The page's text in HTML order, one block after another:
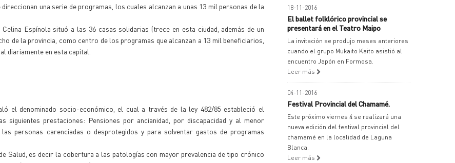
una serie de programas, los cuales alcanzan a unas 13 mil personas de la
Espínola situó a las 36 casas solidarias (trece en esta ciudad, además de un
de la provincia, como centro de los programas que alcanzan a 13 mil beneficiarios,
diariamente en esta capital.
el denominado socio-económico, el cual a través de la ley 482/85 estableció el
siguientes prestaciones: Pensiones por ancianidad, por discapacidad y al menor
personas carenciadas o desprotegidos y para solventar gastos de programas
Salud, es decir la cobertura a las patologías con mayor prevalencia de tipo crónico
18-11-2016
El ballet folklórico provincial se
presentará en el Teatro Maipo
La invitación se produjo meses anteriores
cuando el grupo Mukaito Kaito asistió al
encuentro Japón en Formosa.
Leer más
04-11-2016
Festival Provincial del Chamamé.
Este próximo viernes 4 se realizará una
nueva edición del festival provincial del
chamamé en la localidad de Laguna
Blanca.
Leer más